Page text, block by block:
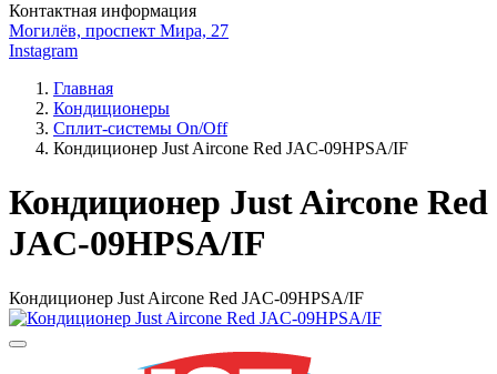
Контактная информация
Могилёв, проспект Мира, 27
Instagram
Главная
Кондиционеры
Сплит-системы On/Off
Кондиционер Just Aircone Red JAC-09HPSA/IF
Кондиционер Just Aircone Red
JAC-09HPSA/IF
Кондиционер Just Aircone Red JAC-09HPSA/IF